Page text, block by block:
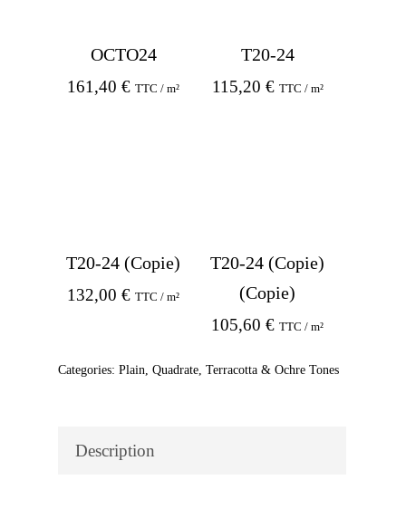
OCTO24
161,40€ TTC / m²
T20-24
115,20 € TTC / m²
T20-24 (Copie)
132,00€ TTC / m²
T20-24 (Copie)
(Copie)
105,60€ TTC / m²
Categories: Plain, Quadrate, Terracotta & Ochre Tones
Description